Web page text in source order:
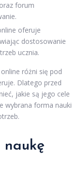
forum
oferuje
dostosowanie
ucznia.
różni się pod
Dlatego przed
jakie są jego cele
wybrana forma nauki
naukę